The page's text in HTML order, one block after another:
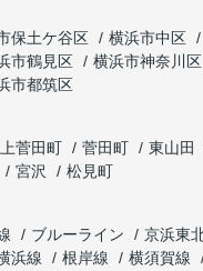
保土ケ谷区 横浜市中区
市鶴見区 横浜市神奈川区
市都筑区
上菅田町 菅田町 東山田
宮沢
松見町
ブルーライン
京浜東
浜線 根岸線
横須賀線